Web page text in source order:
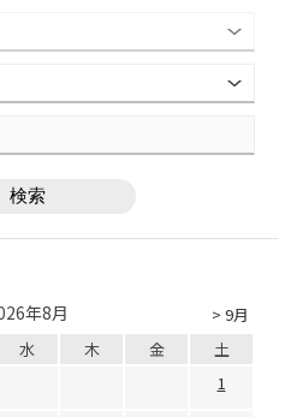
> 9月
年8月
水 木 金
土
1